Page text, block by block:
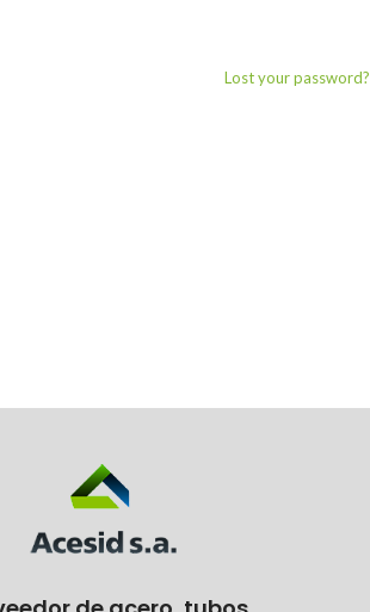
Lost your password?